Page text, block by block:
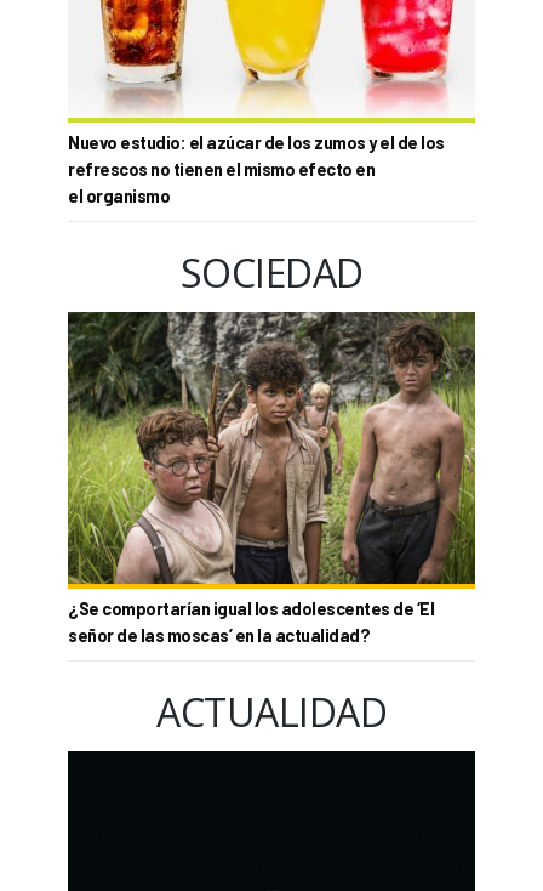
Nuevo estudio: el azúcar de los zumos y el de los
refrescos no tienen el mismo efecto en
el organismo
SOCIEDAD
¿Se comportarían igual los adolescentes de ‘El
señor de las moscas’ en la actualidad?
ACTUALIDAD